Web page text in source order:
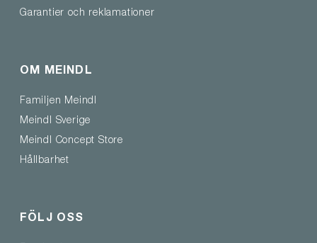
Garantier och reklamationer
OM MEINDL
Familjen Meindl
Meindl Sverige
Meindl Concept Store
Hållbarhet
FÖLJ OSS